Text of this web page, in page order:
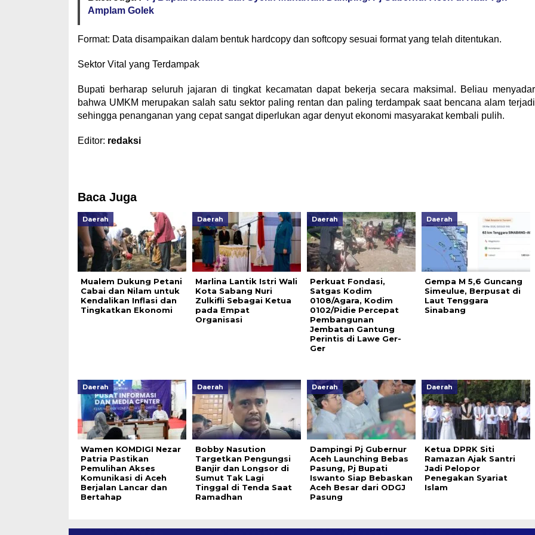
Amplam Golek
​Format: Data disampaikan dalam bentuk hardcopy dan softcopy sesuai format yang telah ditentukan.
​Sektor Vital yang Terdampak
​Bupati berharap seluruh jajaran di tingkat kecamatan dapat bekerja secara maksimal. Beliau
bahwa UMKM merupakan salah satu sektor paling rentan dan paling terdampak saat bencana alam
sehingga penanganan yang cepat sangat diperlukan agar denyut ekonomi masyarakat kembali pulih.
Editor: redaksi
Baca Juga
Daerah
Mualem Dukung Petani
Cabai dan Nilam untuk
Kendalikan Inflasi dan
Tingkatkan Ekonomi
Daerah
Marlina Lantik Istri Wali
Kota Sabang Nuri
Zulkifli Sebagai Ketua
pada Empat
Organisasi
Daerah
Perkuat Fondasi,
Satgas Kodim
0108/Agara, Kodim
0102/Pidie Percepat
Pembangunan
Jembatan Gantung
Perintis di Lawe Ger-
Ger
Daerah
Gempa M 5,6 Guncang
Simeulue, Berpusat di
Laut Tenggara
Sinabang
Daerah
Wamen KOMDIGI Nezar
Patria Pastikan
Pemulihan Akses
Komunikasi di Aceh
Berjalan Lancar dan
Bertahap
Daerah
Bobby Nasution
Targetkan Pengungsi
Banjir dan Longsor di
Sumut Tak Lagi
Tinggal di Tenda Saat
Ramadhan
Daerah
Dampingi Pj Gubernur
Aceh Launching Bebas
Pasung, Pj Bupati
Iswanto Siap Bebaskan
Aceh Besar dari ODGJ
Pasung
Daerah
Ketua DPRK Siti
Ramazan Ajak Santri
Jadi Pelopor
Penegakan Syariat
Islam